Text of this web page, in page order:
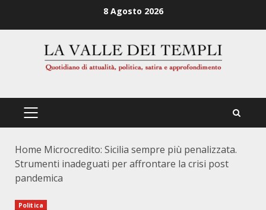
8 Agosto 2026
PRIMÄRES
Home Microcredito: Sicilia sempre più penalizzata.
Strumenti inadeguati per affrontare la crisi post
pandemica
Politica